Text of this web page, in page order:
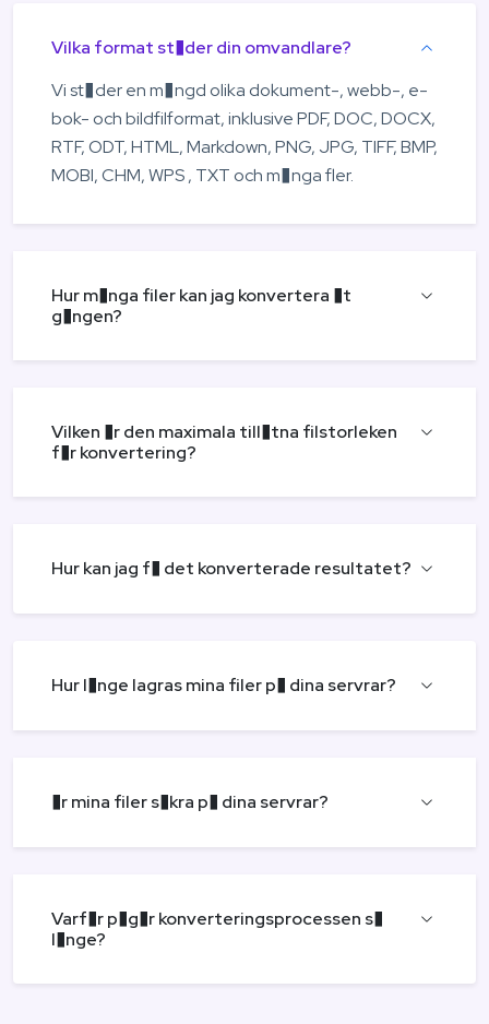
Vilka format st�der din omvandlare?
Vi st�der en m�ngd olika dokument-, webb-, e-
bok- och bildfilformat, inklusive PDF, DOC, DOCX,
RTF, ODT, HTML, Markdown, PNG, JPG, TIFF, BMP,
MOBI, CHM, WPS , TXT och m�nga fler.
Hur m�nga filer kan jag konvertera �t
g�ngen?
Vilken �r den maximala till�tna filstorleken
f�r konvertering?
Hur kan jag f� det konverterade resultatet?
Hur l�nge lagras mina filer p� dina servrar?
�r mina filer s�kra p� dina servrar?
Varf�r p�g�r konverteringsprocessen s�
l�nge?